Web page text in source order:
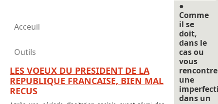
Acceuil
Outils
LES VOEUX DU PRESIDENT DE LA
REPUBLIQUE FRANCAISE, BIEN MAL
RECUS
●
Comme
il se
doit,
dans le
cas ou
vous
une
dans un